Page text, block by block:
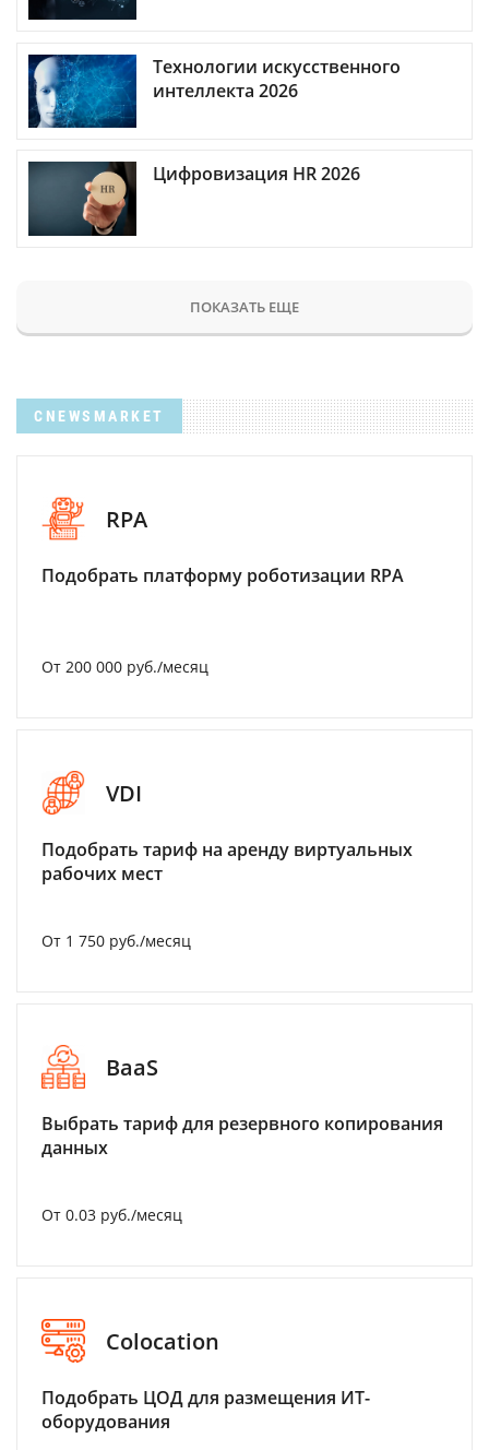
Технологии искусственного
интеллекта 2026
Цифровизация HR 2026
ПОКАЗАТЬ ЕЩЕ
CNEWSMARKET
RPA
Подобрать платформу роботизации RPA
От 200 000 руб./месяц
VDI
Подобрать тариф на аренду виртуальных
рабочих мест
От 1 750 руб./месяц
BaaS
Выбрать тариф для резервного копирования
данных
От 0.03 руб./месяц
Colocation
Подобрать ЦОД для размещения ИТ-
оборудования